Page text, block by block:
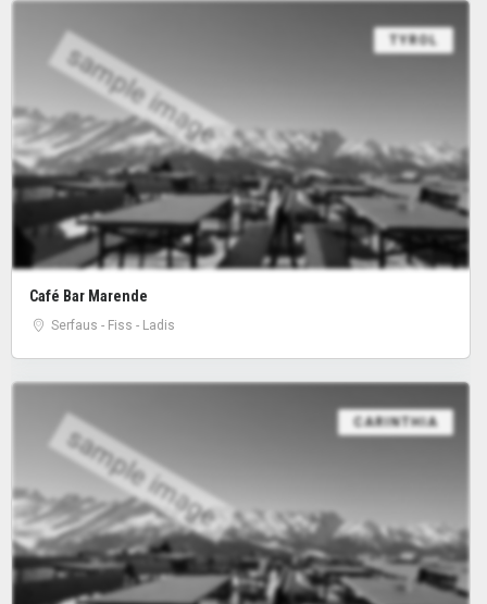
sample image
TYROL
Café Bar Marende
Serfaus - Fiss - Ladis
sample image
CARINTHIA